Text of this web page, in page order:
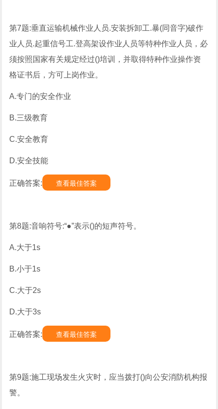
第7题:垂直运输机械作业人员.安装拆卸工.暴(同音字)破作
业人员.起重信号工.登高架设作业人员等特种作业人员，必
须按照国家有关规定经过()培训，并取得特种作业操作资
格证书后，方可上岗作业。
A.专门的安全作业
B.三级教育
C.安全教育
D.安全技能
正确答案: 查看最佳答案
第8题:音响符号:“●”表示()的短声符号。
A.大于1s
B.小于1s
C.大于2s
D.大于3s
正确答案: 查看最佳答案
第9题:施工现场发生火灾时，应当拨打()向公安消防机构报
警。